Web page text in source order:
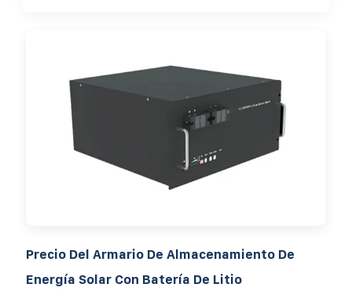
Precio Del Armario De Almacenamiento De
Energía Solar Con Batería De Litio